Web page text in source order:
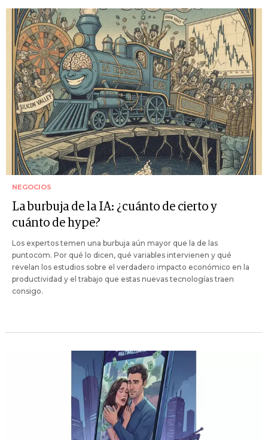
NEGOCIOS
La burbuja de la IA: ¿cuánto de cierto y
cuánto de hype?
Los expertos temen una burbuja aún mayor que la de las
puntocom. Por qué lo dicen, qué variables intervienen y qué
revelan los estudios sobre el verdadero impacto económico en la
productividad y el trabajo que estas nuevas tecnologías traen
consigo.